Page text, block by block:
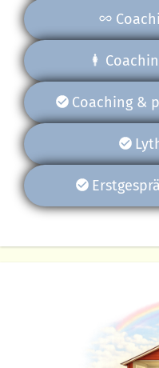
Coaching &